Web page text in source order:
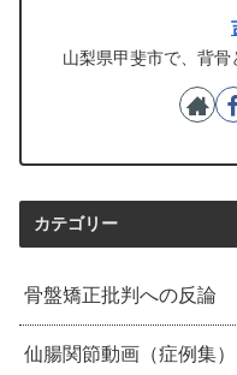
山梨県甲斐市で、背骨
カテゴリー
骨盤矯正批判への反論
仙腸関節動画（症例集）